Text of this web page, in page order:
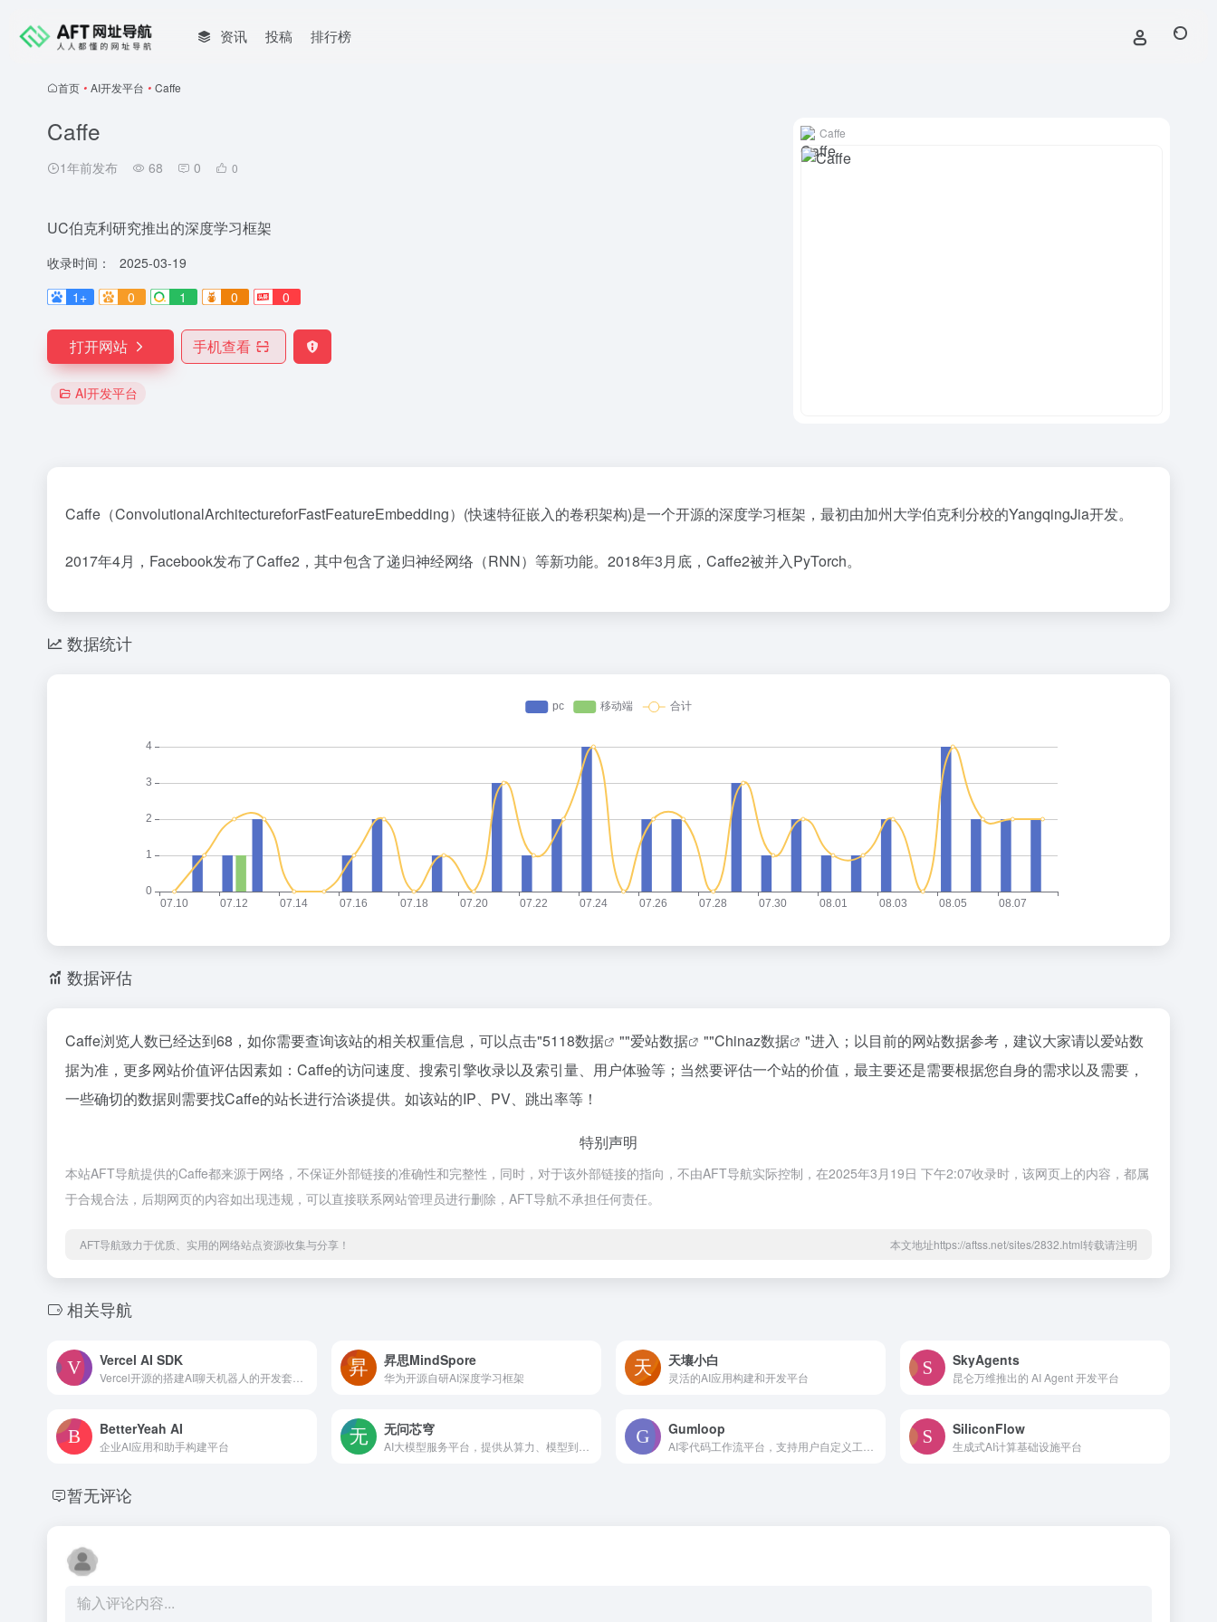
资讯 投稿 排行榜
首页 • AI开发平台 • Caffe
Caffe
1年前发布 68 0 0
UC伯克利研究推出的深度学习框架
收录时间：
2025-03-19
1+
0 1 0 0
打开网站 手机查看
AI开发平台
Caffe
Caffe（ConvolutionalArchitectureforFastFeatureEmbedding）(快速特征嵌入的卷积架构)是一个开源的深度学习框架，最初由加州大学伯克利分校的YangqingJia开发。
2017年4月，Facebook发布了Caffe2，其中包含了递归神经网络（RNN）等新功能。2018年3月底，Caffe2被并入PyTorch。
数据统计
数据评估
Caffe浏览人数已经达到68，如你需要查询该站的相关权重信息，可以点击"5118数据 ""爱站数据 ""Chinaz数据
"进入；以目前的网站数据参考，建议大家请以爱站数
据为准，更多网站价值评估因素如：Caffe的访问速度、搜索引擎收录以及索引量、用户体验等；当然要评估一个站的价值，最主要还是需要根据您自身的需求以及需要，
一些确切的数据则需要找Caffe的站长进行洽谈提供。如该站的IP、PV、跳出率等！
特别声明
本站AFT导航提供的Caffe都来源于网络，不保证外部链接的准确性和完整性，同时，对于该外部链接的指向，不由AFT导航实际控制，在2025年3月19日 下午2:07收录时，该网页上的内容，都属
于合规合法，后期网页的内容如出现违规，可以直接联系网站管理员进行删除，AFT导航不承担任何责任。
AFT导航致力于优质、实用的网络站点资源收集与分享！ 本文地址https://aftss.net/sites/2832.html转载请注明
相关导航
Vercel AI SDK 昇思MindSpore
华为开源自研AI深度学习框架
天壤小白
灵活的AI应用构建和开发平台
SkyAgents
昆仑万维推出的 AI Agent 开发平台
BetterYeah AI
企业AI应用和助手构建平台
无问芯穹 Gumloop SiliconFlow
生成式AI计算基础设施平台
暂无评论